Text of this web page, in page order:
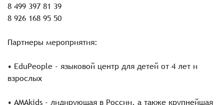
8 499 397 81 39
8 926 168 95 50
Партнеры мероприятия:
• EduPeople - языковой центр для детей от 4 лет и
взрослых
• AMAkids - лидирующая в России, а также крупнейшая